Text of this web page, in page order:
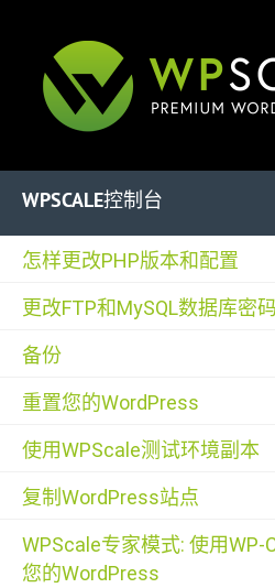
WPSCALE控制台
怎样更改PHP版本和配置
更改FTP和MySQL数据库密码
备份
重置您的WordPress
使用WPScale测试环境副本
复制WordPress站点
WPScale专家模式: 使用WP-
您的WordPress